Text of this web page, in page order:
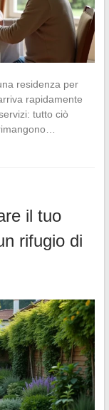
residenza per
rapidamente
tutto ciò
il tuo
rifugio di